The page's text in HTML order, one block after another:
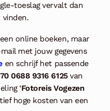
toeslag vervalt dan
vinden.
online boeken, maar
met jouw gegevens
en schrijf het passende
0688 9316 6125van
‘Fotoreis Vogezen
hoge kosten van een